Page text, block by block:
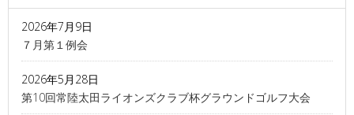
2026年7月9日
７月第１例会
2026年5月28日
第10回常陸太田ライオンズクラブ杯グラウンドゴルフ大会